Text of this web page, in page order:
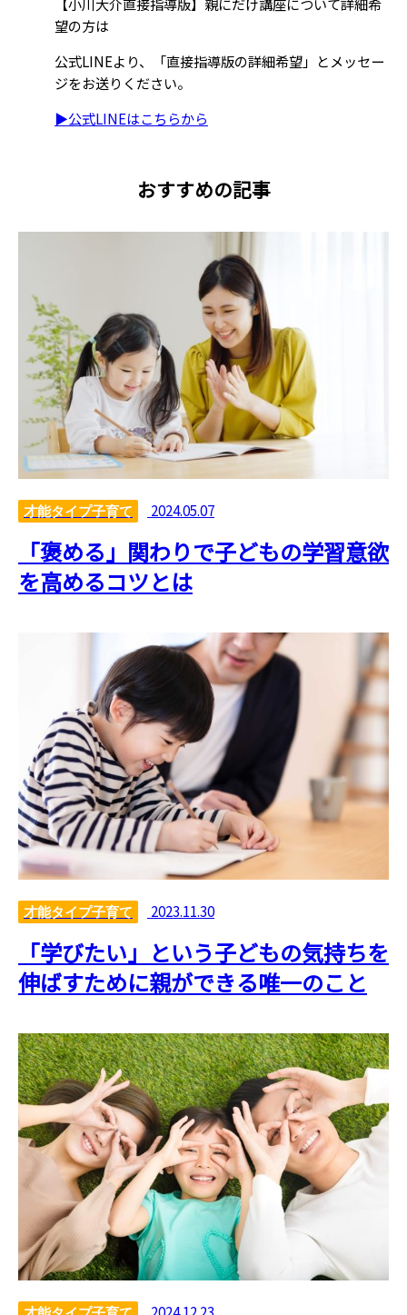
望の方は
公式LINEより、「直接指導版の詳細希望」とメッセー
ジをお送りください。
▶︎公式LINEはこちらから
おすすめの記事
才能タイプ子育て 2024.05.07
「褒める」関わりで子どもの学習意欲
を高めるコツとは
才能タイプ子育て 2023.11.30
「学びたい」という子どもの気持ちを
伸ばすために親ができる唯一のこと